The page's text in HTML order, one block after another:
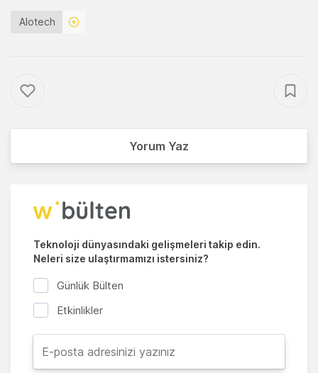
Alotech
Yorum Yaz
Teknoloji dünyasındaki gelişmeleri takip edin.
Neleri size ulaştırmamızı istersiniz?
Günlük Bülten
Etkinlikler